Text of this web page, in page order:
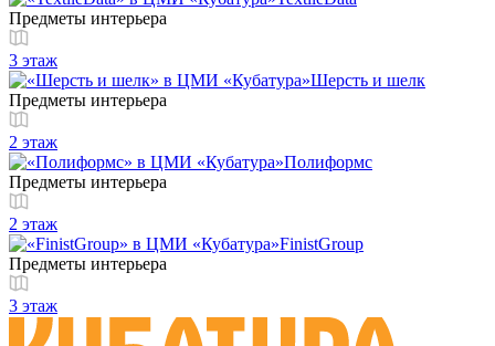
Предметы интерьера
3 этаж
Шерсть и шелк
Предметы интерьера
2 этаж
Полиформс
Предметы интерьера
2 этаж
FinistGroup
Предметы интерьера
3 этаж